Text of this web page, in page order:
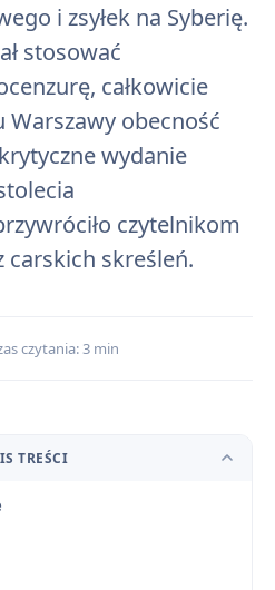
i zsyłek na Syberię.
stosować
całkowicie
Warszawy obecność
wydanie
czytelnikom
carskich skreśleń.
czytania: 3 min
TREŚCI